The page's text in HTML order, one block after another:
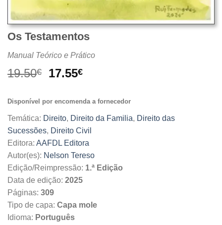
Os Testamentos
Manual Teórico e Prático
19.50€
O
original
19.50€.
17.55€O
atual
17.55€.
Disponível por encomenda a fornecedor
Temática: Direito, Direito da Familia, Direito das
Sucessões, Direito Civil
Editora: AAFDL Editora
Autor(es): Nelson Tereso
Edição/Reimpressão: 1.ª Edição
Data de edição: 2025
Páginas: 309
Tipo de capa: Capa mole
Idioma: Português